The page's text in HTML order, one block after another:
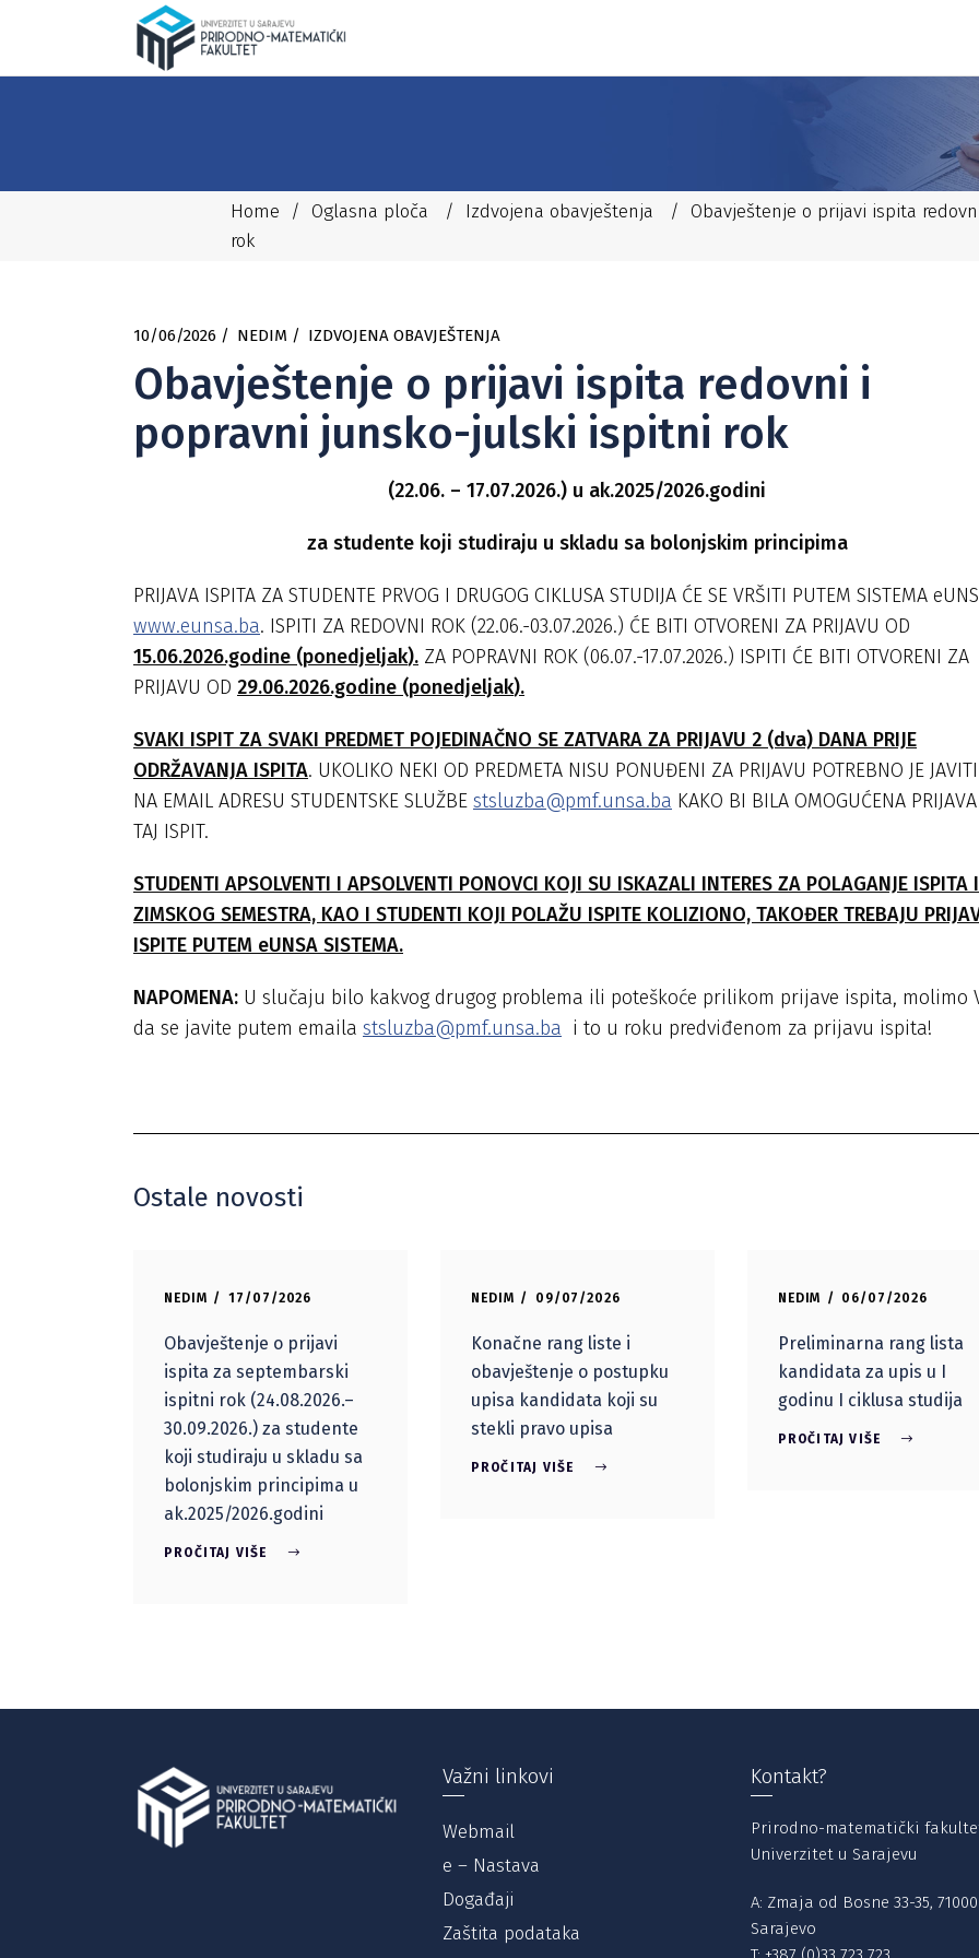
Home / Oglasna ploča / Izdvojena obavještenja / Obavještenje o prijavi ispita
rok
10/06/2026 NEDIM IZDVOJENA OBAVJEŠTENJA
Obavještenje o prijavi ispita redovni i
popravni junsko-julski ispitni rok
(22.06. –17.07.2026.) u ak.2025/2026.godini
za studente koji studiraju u skladu sa bolonjskim principima
PRIJAVA ISPITA ZA STUDENTE PRVOG I DRUGOG CIKLUSA STUDIJA ĆE SE VRŠITI PUTEM SISTEMA
www.eunsa.ba. ISPITI ZA REDOVNI ROK (22.06.-03.07.2026.) ĆE BITI OTVORENI ZA PRIJAVU OD
15.06.2026.godine (ponedjeljak). ZA POPRAVNI ROK (06.07.-17.07.2026.) ISPITI ĆE BITI OTVORENI ZA
PRIJAVU OD 29.06.2026.godine (ponedjeljak).
SVAKI ISPIT ZA SVAKI PREDMET POJEDINAČNO SE ZATVARA ZA PRIJAVU 2 (dva) DANA PRIJE
ODRŽAVANJA ISPITA. UKOLIKO NEKI OD PREDMETA NISU PONUĐENI ZA PRIJAVU POTREBNO JE
NA EMAIL ADRESU STUDENTSKE SLUŽBE stsluzba@pmf.unsa.ba KAKO BI BILA OMOGUĆENA
TAJ ISPIT.
STUDENTI APSOLVENTI I APSOLVENTI PONOVCI KOJI SU ISKAZALI INTERES ZA POLAGANJE ISPITA
ZIMSKOG SEMESTRA, KAO I STUDENTI KOJI POLAŽU ISPITE KOLIZIONO, TAKOĐER TREBAJU
ISPITE PUTEM eUNSA SISTEMA.
NAPOMENA: U slučaju bilo kakvog drugog problema ili poteškoće prilikom prijave ispita, molimo
da se javite putem emaila stsluzba@pmf.unsa.ba i to u roku predviđenom za prijavu ispita!
Ostale novosti
NEDIM 17/07/2026
Obavještenje o prijavi
ispita za septembarski
ispitni rok (24.08.2026.–
30.09.2026.) za studente
koji studiraju u skladu sa
bolonjskim principima u
ak.2025/2026.godini
PROČITAJ VIŠE
NEDIM 09/07/2026
Konačne rang liste i
obavještenje o postupku
upisa kandidata koji su
stekli pravo upisa
PROČITAJ VIŠE
NEDIM 06/07/2026
Preliminarna rang lista
kandidata za upis u I
godinu I ciklusa studija
PROČITAJ VIŠE
Važni linkovi
Webmail
e – Nastava
Događaji
Zaštita podataka
Kontakt?
Prirodno-matematički
Univerzitet u Sarajevu
A: Zmaja od Bosne 33-35, 71000
Sarajevo